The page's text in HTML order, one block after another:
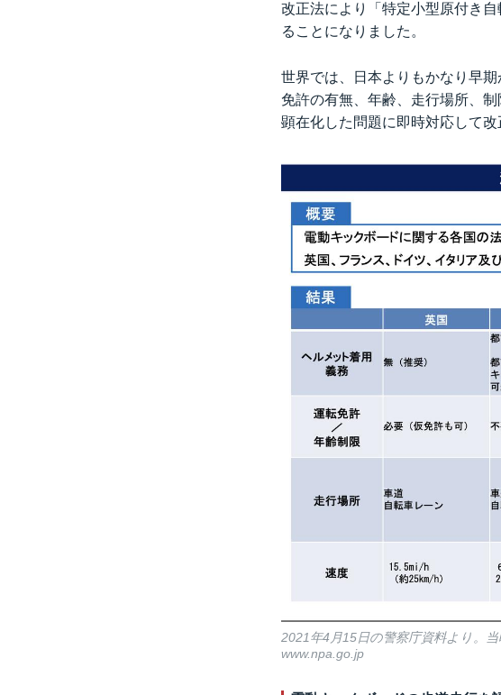
改正法により「特定小型原付き
ることになりました。
世界では、日本よりもかなり早
免許の有無、年齢、走行場所、
顕在化した問題に即時対応して
2021年4月15日の警察庁資料より。
www.npa.go.jp